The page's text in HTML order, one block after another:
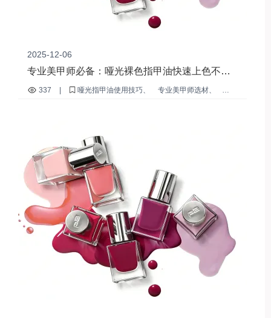
2025-12-06
专业美甲师必备：哑光裸色指甲油快速上色不晕
染的三大实操技巧
337 哑光指甲油使用技巧
专业美甲师选材